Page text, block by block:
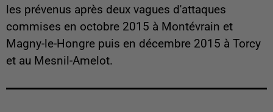
les prévenus après deux vagues d'attaques
commises en octobre 2015 à Montévrain et
Magny-le-Hongre puis en décembre 2015 à Torcy
et au Mesnil-Amelot.